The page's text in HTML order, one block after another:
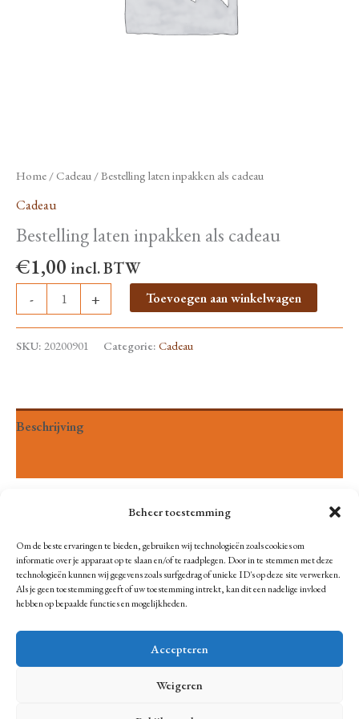
Beheer toestemming
Om de beste ervaringen te bieden, gebruiken wij technologieën zoals cookies om
informatie over je apparaat op te slaan en/of te raadplegen. Door in te stemmen met deze
technologieën kunnen wij gegevens zoals surfgedrag of unieke ID's op deze site verwerken.
Als je geen toestemming geeft of uw toestemming intrekt, kan dit een nadelige invloed
hebben op bepaalde functies en mogelijkheden.
Accepteren
Weigeren
Home /Cadeau / Bestelling laten inpakken als cadeau
Cadeau
Bestelling laten inpakken als cadeau
€1,00 incl. BTW
-
Bestelling
laten
+ Toevoegen aan winkelwagen
SKU: 20200901 Categorie: Cadeau
Beschrijving